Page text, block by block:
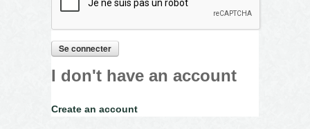
I don't have an account
Create an account